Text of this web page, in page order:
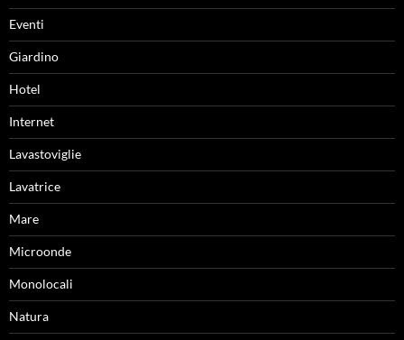
Eventi
Giardino
Hotel
Internet
Lavastoviglie
Lavatrice
Mare
Microonde
Monolocali
Natura